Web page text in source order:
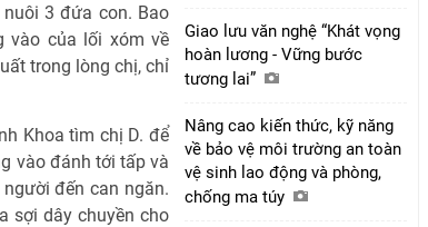
3 đứa con. Bao
vào của lối xóm về
trong lòng chị, chỉ
Khoa tìm chị D. để
vào đánh tới tấp và
đến can ngăn.
sợi dây chuyền cho
Giao lưu văn nghệ “Khát vọng
hoàn lương - Vững bước
tương lai”
Nâng cao kiến thức, kỹ năng
về bảo vệ môi trường an toàn
vệ sinh lao động và phòng,
chống ma túy